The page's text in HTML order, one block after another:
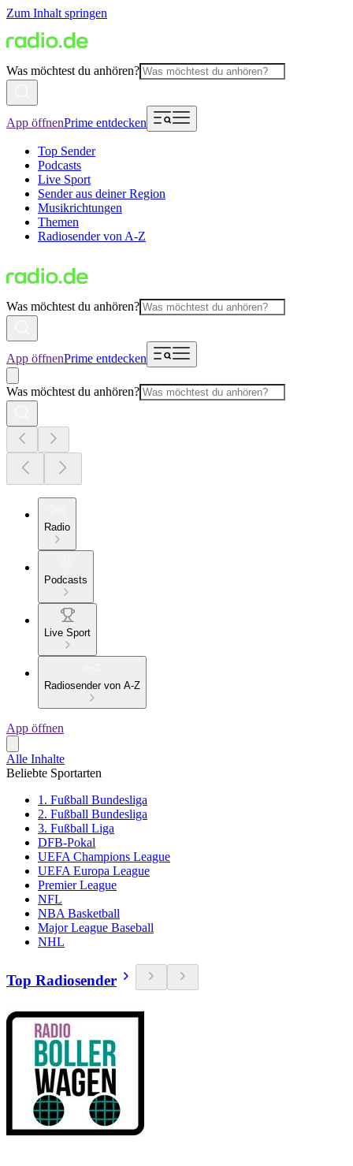
Zum Inhalt springen
Was möchtest du anhören?
App öffnenPrime entdecken
Top Sender
Podcasts
Live Sport
Sender aus deiner Region
Musikrichtungen
Themen
Radiosender von A-Z
Was möchtest du anhören?
App öffnenPrime entdecken
Was möchtest du anhören?
Radio
Podcasts
Live Sport
Radiosender von A-Z
App öffnen
Alle Inhalte
Beliebte Sportarten
1. Fußball Bundesliga
2. Fußball Bundesliga
3. Fußball Liga
DFB-Pokal
UEFA Champions League
UEFA Europa League
Premier League
NFL
NBA Basketball
Major League Baseball
NHL
Top Radiosender